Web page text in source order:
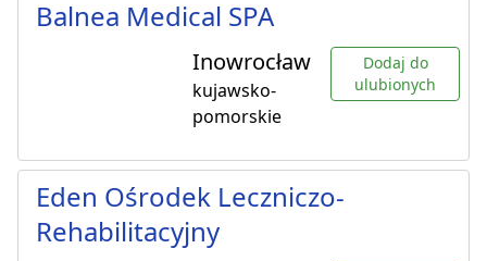
Balnea Medical SPA
Inowrocław
kujawsko-
pomorskie
Dodaj do
ulubionych
Eden Ośrodek Leczniczo-
Rehabilitacyjny